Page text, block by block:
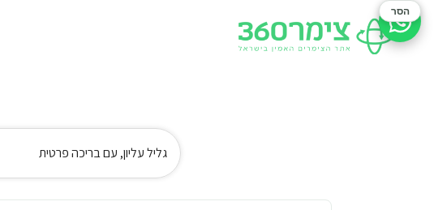
גליל עליון, עם בריכה פרטית
סיוע בהזמנה
הסר